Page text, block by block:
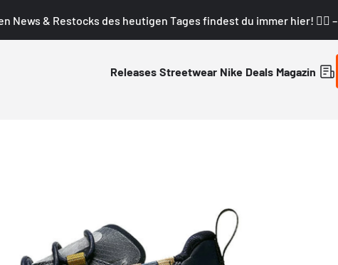
News & Restocks des heutigen Tages findest du immer hier! 👇🏼 –
Releases Streetwear Nike Deals Magazin